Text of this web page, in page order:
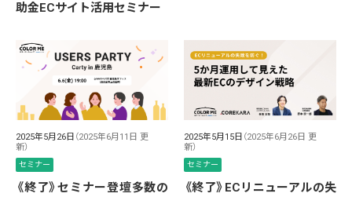
助金ECサイト活用セミナー
2025年5月26日 （2025年6月11日 更
新）
セミナー
《終了》セミナー登壇多数の
2025年5月15日 （2025年6月26日 更
新）
セミナー
《終了》ECリニューアルの失